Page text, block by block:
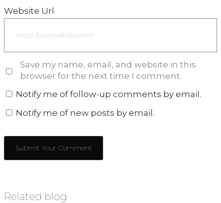
Website Url
Save my name, email, and website in this
browser for the next time I comment.
Notify me of follow-up comments by email.
Notify me of new posts by email.
Related blog